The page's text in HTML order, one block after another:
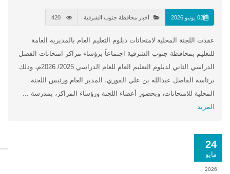
02 يونيو 2026 أخبار محافظة جنوب الشرقية
عقدت اللجنة المحلية لامتحانات دبلوم التعليم العام بالمديرية العامة
للتعليم بمحافظة جنوب الشرقية اجتماعاً برؤساء مراكز امتحانات الفصل
الدراسي الثاني لدبلوم التعليم العام للعام الدراسي 2025/ 2026م، وذلك
برئاسة الفاضل عبدالله بن علي الفوري، المدير العام ورئيس اللجنة
المحلية للامتحانات، وبحضور أعضاء اللجنة ورؤساء المراكز، بمدرسة ...
المزيد
24
مايو
2026